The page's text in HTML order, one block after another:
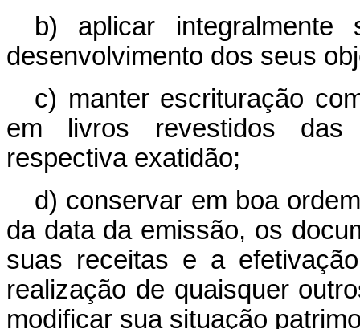
b) aplicar
desenvolvimento dos seus
c) manter escrituração
em livros revestidos das
respectiva exatidão;
d) conservar em boa
da data da emissão, os
suas receitas e a
realização de quaisquer
modificar sua situação